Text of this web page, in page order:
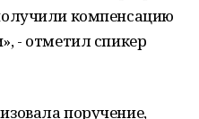
компенсацию
- отметил спикер
поручение,